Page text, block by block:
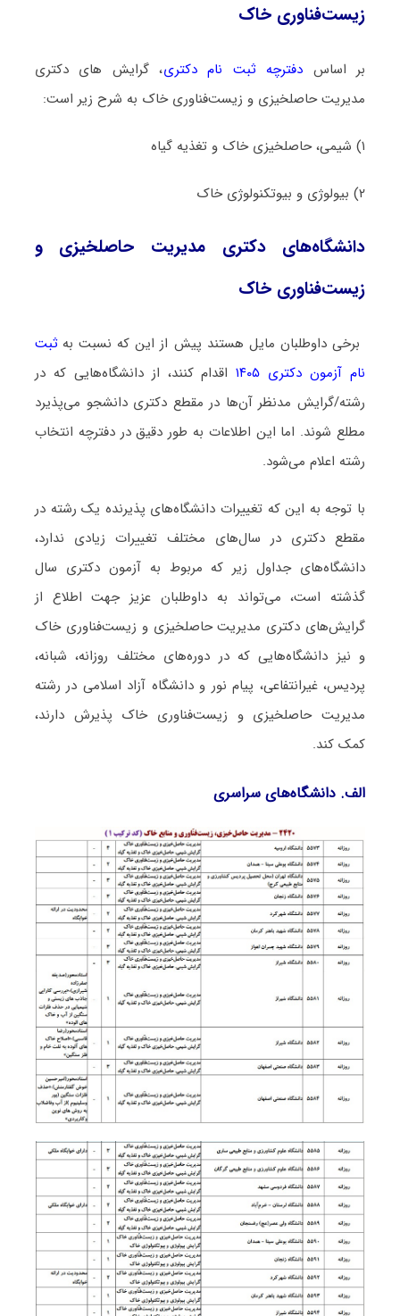
زﻳﺴﺖﻓﻨﺎوری ﺧﺎک
بر اساس دفترچه ثبت نام دکتری، گرایش های دکتری
ﻣﺪﻳﺮﻳﺖ حاصلخیزی و زﻳﺴﺖﻓﻨﺎوری ﺧﺎک به شرح زیر است:
۱) شیمی، حاصلخیزی ﺧﺎک و ﺗﻐﺬﻳﻪ ﮔﻴﺎه
۲) ﺑﻴﻮﻟﻮژی و ﺑﻴﻮﺗﻜﻨﻮﻟﻮژی ﺧﺎک
دانشگاه‌های دکتری ﻣﺪﻳﺮﻳﺖ حاصلخیزی و
زﻳﺴﺖﻓﻨﺎوری ﺧﺎک
برخی داوطلبان مایل هستند پیش از این که نسبت به ثبت
نام آزمون دکتری ۱۴۰۵
اقدام کنند، از دانشگاه‌هایی که در
رشته/گرایش مدنظر آن‌ها در مقطع دکتری دانشجو می‌پذیرد
مطلع شوند. اما این اطلاعات به طور دقیق در دفترچه انتخاب
رشته اعلام می‌شود.
با توجه به این که تغییرات دانشگاه‌های پذیرنده یک رشته در
مقطع دکتری در سال‌های مختلف تغییرات زیادی ندارد،
دانشگاه‌های جداول زیر که مربوط به آزمون دکتری سال
گذشته است، می‌تواند به داوطلبان عزیز جهت اطلاع از
گرایش‌های دکتری ﻣﺪﻳﺮﻳﺖ حاصلخیزی و زﻳﺴﺖﻓﻨﺎوری ﺧﺎک
و نیز دانشگاه‌هایی که در دوره‌های مختلف روزانه، شبانه،
پردیس، غیرانتفاعی، پیام نور و دانشگاه آزاد اﺳﻼمی در رشته
ﻣﺪﻳﺮﻳﺖ حاصلخیزی و زﻳﺴﺖﻓﻨﺎوری ﺧﺎک پذیرش دارند،
کمک کند.
الف. دانشگاه‌های سراسری